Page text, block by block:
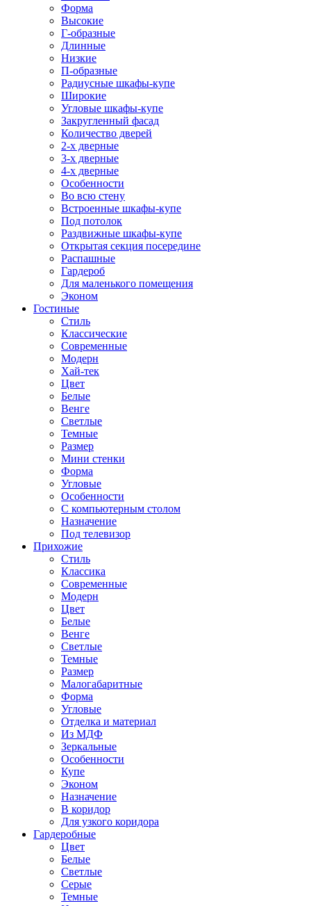
Форма
Высокие
Г-образные
Длинные
Низкие
П-образные
Радиусные шкафы-купе
Широкие
Угловые шкафы-купе
Закругленный фасад
Количество дверей
2-х дверные
3-х дверные
4-х дверные
Особенности
Во всю стену
Встроенные шкафы-купе
Под потолок
Раздвижные шкафы-купе
Открытая секция посередине
Распашные
Гардероб
Для маленького помещения
Эконом
Гостиные
Стиль
Классические
Современные
Модерн
Хай-тек
Цвет
Белые
Венге
Светлые
Темные
Размер
Мини стенки
Форма
Угловые
Особенности
С компьютерным столом
Назначение
Под телевизор
Прихожие
Стиль
Классика
Современные
Модерн
Цвет
Белые
Венге
Светлые
Темные
Размер
Малогабаритные
Форма
Угловые
Отделка и материал
Из МДФ
Зеркальные
Особенности
Купе
Эконом
Назначение
В коридор
Для узкого коридора
Гардеробные
Цвет
Белые
Светлые
Серые
Темные